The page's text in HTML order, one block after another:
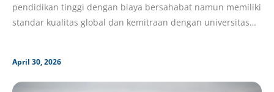
pendidikan tinggi dengan biaya bersahabat namun memiliki
standar kualitas global dan kemitraan dengan universitas
April 30, 2026